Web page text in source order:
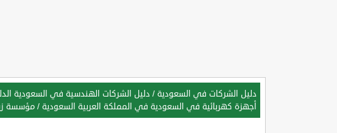
دليل الشركات في السعودية / دليل الشركات الهندسية في السعودية
أجهزة كهربائية في السعودية في المملكة العربية السعودية / مؤسسة